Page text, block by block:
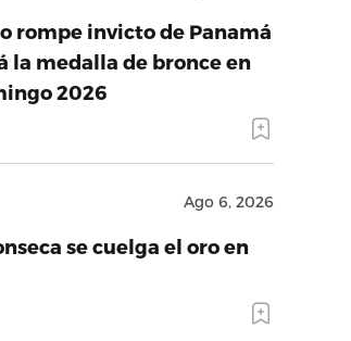
rompe invicto de Panamá
la medalla de bronce en
2026
Ago 6, 2026
se cuelga el oro en